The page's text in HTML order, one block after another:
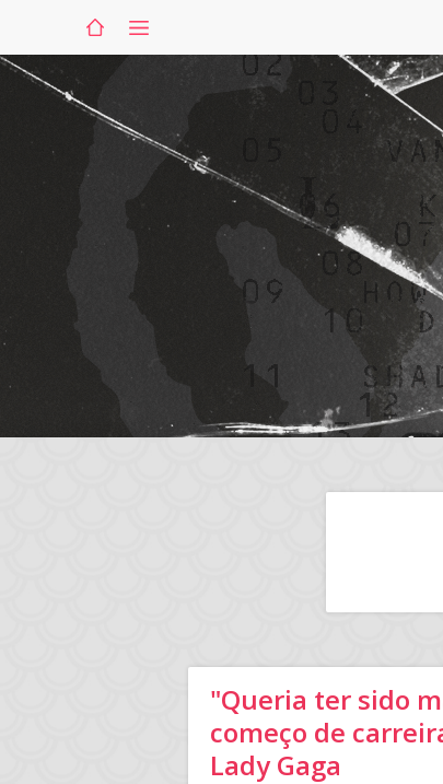
"Queria ter sido
começo de
Lady Gaga